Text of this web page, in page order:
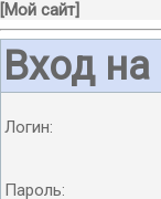
[Мой сайт]
Вход на
Логин:
Пароль: